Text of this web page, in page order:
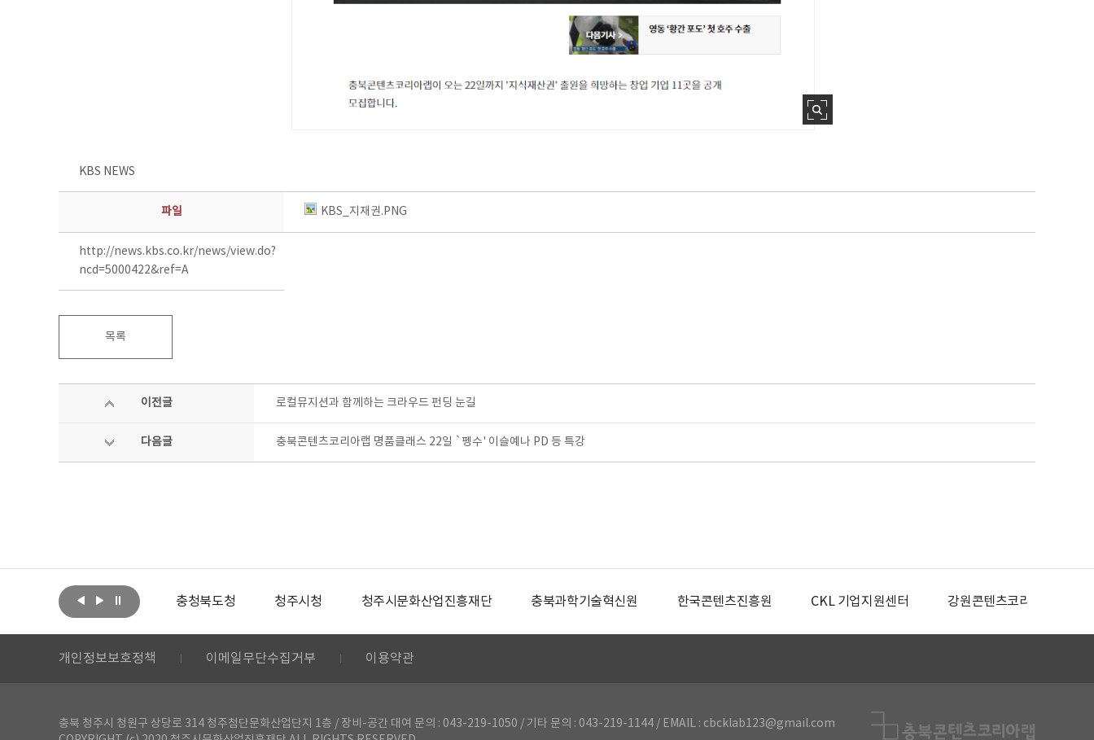
KBS NEWS
파일 KBS_지재권.PNG
http://news.kbs.co.kr/news/view.do?
ncd=5000422&ref=A
목록
이전글 로컬뮤지션과 함께하는 크라우드 펀딩 눈길
다음글 충북콘텐츠코리아랩 명품클래스 22일 `펭수' 이슬예나 PD 등 특강
문화체육관광부 충청북도청 청주시청 청주시문화산업진흥재단 충북과학기술혁신원 한국콘텐츠진흥원 CKL 기업지원센터 강원콘텐츠코리아랩
개인정보보호정책 이메일무단수집거부 이용약관
충북 청주시 청원구 상당로 314 청주첨단문화산업단지 1층 / 장비-공간 대여 문의 : 043-219-1050 / 기타 문의 : 043-219-1144 / EMAIL : cbcklab123@gmail.com